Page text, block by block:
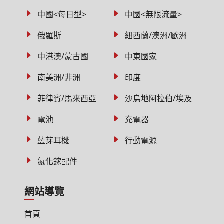
中國<每日型>
中國<無限流量>
俄羅斯
紐西蘭/澳洲/歐洲
中港澳/蒙古國
中東國家
南美洲/非洲
印度
菲律賓/馬來西亞
沙烏地阿拉伯/埃及
電池
充電器
藍芽耳機
行動電源
氮化鎵配件
網站導覽
首頁